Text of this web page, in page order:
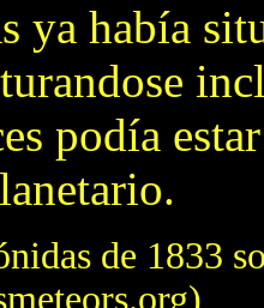
ya había
podía
de 1833